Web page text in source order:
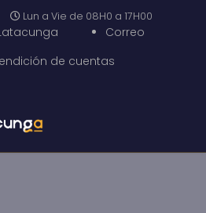
Lun a Vie de 08H0 a 17H00
Correo
de cuentas